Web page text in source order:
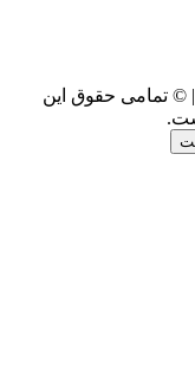
| © تمامی حقوق این